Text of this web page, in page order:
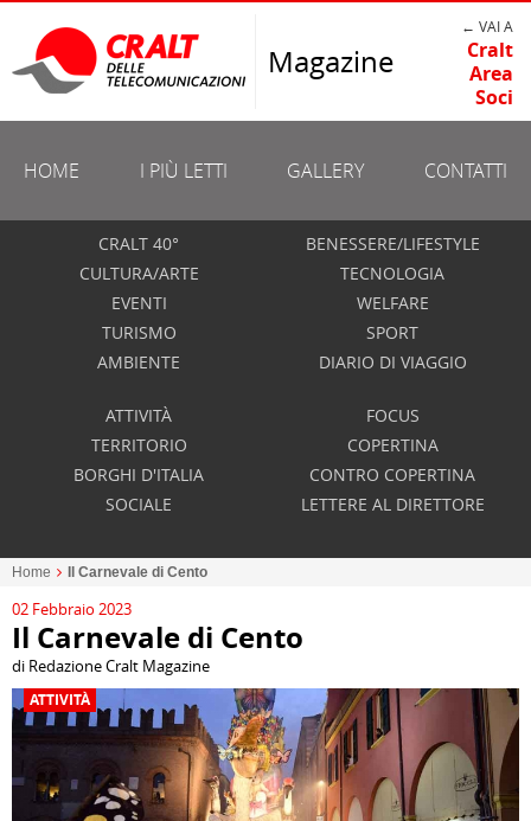
Magazine
← VAI A
Cralt
Area
Soci
HOME I PIÙ LETTI GALLERY CONTATTI
CRALT 40°
CULTURA/ARTE
EVENTI
TURISMO
AMBIENTE
BENESSERE/LIFESTYLE
TECNOLOGIA
WELFARE
SPORT
DIARIO DI VIAGGIO
ATTIVITÀ
TERRITORIO
BORGHI D'ITALIA
SOCIALE
FOCUS
COPERTINA
CONTRO COPERTINA
LETTERE AL DIRETTORE
Home Il Carnevale di Cento
02 Febbraio 2023
Il Carnevale di Cento
di Redazione Cralt Magazine
ATTIVITÀ